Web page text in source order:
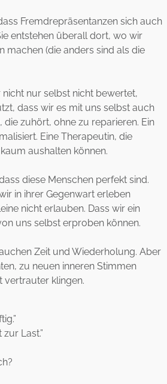
Fremdrepräsentanzen sich auch
entstehen überall dort, wo wir
machen (die anders sind als die
nicht nur selbst nicht bewertet,
dass wir es mit uns selbst auch
die zuhört, ohne zu reparieren. Ein
Eine Therapeutin, die
aushalten können.
diese Menschen perfekt sind.
in ihrer Gegenwart erleben
nicht erlauben. Dass wir ein
uns selbst erproben können.
Zeit und Wiederholung. Aber
zu neuen inneren Stimmen
vertrauter klingen.
Last.”